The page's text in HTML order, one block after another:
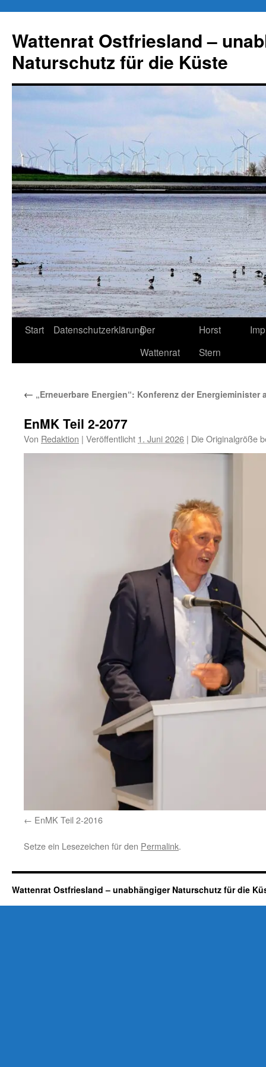
springen
Wattenrat Ostfriesland –
Naturschutz für die Küste
Start DatenschutzerklärungDer
Wattenrat
Horst
Stern
← „Erneuerbare Energien“: Konferenz der
EnMK Teil 2-2077
Von Redaktion | Veröffentlicht 1. Juni 2026 | Die Originalgröße
EnMK Teil 2-2016
Setze ein Lesezeichen für den Permalink.
Wattenrat Ostfriesland – unabhängiger Naturschutz für die